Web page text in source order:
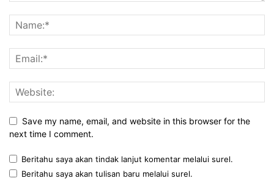
Save my name, email, and website in this browser for the
next time I comment.
Beritahu saya akan tindak lanjut komentar melalui surel.
Beritahu saya akan tulisan baru melalui surel.